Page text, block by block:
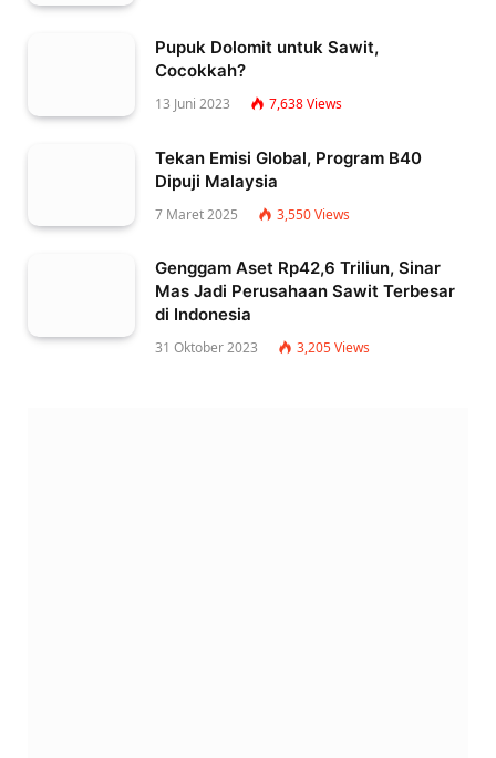
Pupuk Dolomit untuk Sawit,
Cocokkah?
13 Juni 2023 7,638Views
Tekan Emisi Global, Program B40
Dipuji Malaysia
7 Maret 2025 3,550Views
Genggam Aset Rp42,6 Triliun, Sinar
Mas Jadi Perusahaan Sawit Terbesar
di Indonesia
31 Oktober 2023 3,205Views